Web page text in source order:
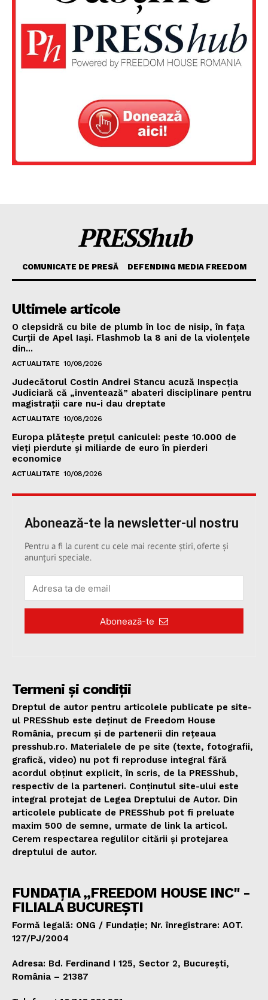
PRESShub
COMUNICATE DE PRESĂ DEFENDING MEDIA FREEDOM
Ultimele articole
O clepsidră cu bile de plumb în loc de nisip, în fața
Curții de Apel Iași. Flashmob la 8 ani de la violențele
din...
ACTUALITATE 10/08/2026
Judecătorul Costin Andrei Stancu acuză Inspecția
Judiciară că „inventează” abateri disciplinare pentru
magistrații care nu-i dau dreptate
ACTUALITATE 10/08/2026
Europa plătește prețul caniculei: peste 10.000 de
vieți pierdute și miliarde de euro în pierderi
economice
ACTUALITATE 10/08/2026
Abonează-te la newsletter-ul nostru
Pentru a fi la curent cu cele mai recente știri, oferte și
anunțuri speciale.
Abonează-te
Termeni și condiții
Dreptul de autor pentru articolele publicate pe site-
ul PRESShub este deținut de Freedom House
România, precum și de partenerii din rețeaua
presshub.ro. Materialele de pe site (texte, fotografii,
grafică, video) nu pot fi reproduse integral fără
acordul obținut explicit, în scris, de la PRESShub,
respectiv de la parteneri. Conținutul site-ului este
integral protejat de Legea Dreptului de Autor. Din
articolele publicate de PRESShub pot fi preluate
maxim 500 de semne, urmate de link la articol.
Cerem respectarea regulilor citării și protejarea
dreptului de autor.
FUNDAȚIA „FREEDOM HOUSE INC" -
FILIALA BUCUREȘTI
Formă legală: ONG / Fundație; Nr. înregistrare: AOT.
127/PJ/2004
Adresa: Bd. Ferdinand I 125, Sector 2, București,
România – 21387